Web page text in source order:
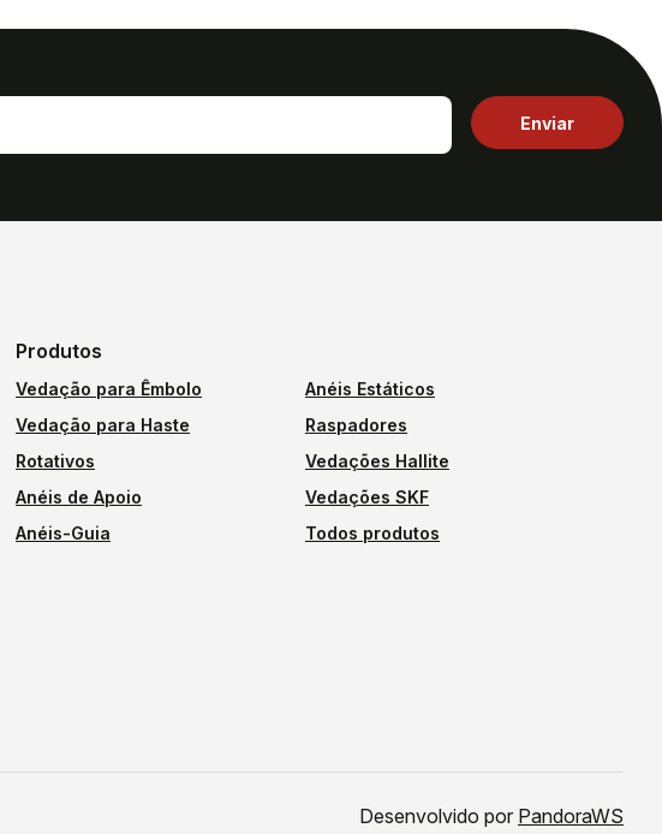
Produtos
Vedação para Êmbolo
Vedação para Haste
Rotativos
Anéis de Apoio
Anéis-Guia
Anéis Estáticos
Raspadores
Vedações Hallite
Vedações SKF
Todos produtos
Desenvolvido por PandoraWS